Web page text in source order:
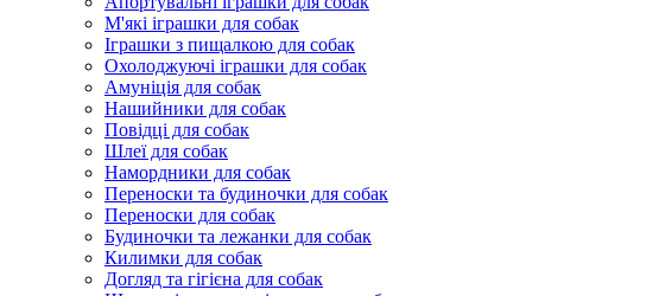
М'які іграшки для собак
Іграшки з пищалкою для собак
Охолоджуючі іграшки для собак
Амуніція для собак
Нашийники для собак
Повідці для собак
Шлеї для собак
Намордники для собак
Переноски та будиночки для собак
Переноски для собак
Будиночки та лежанки для собак
Килимки для собак
Догляд та гігієна для собак